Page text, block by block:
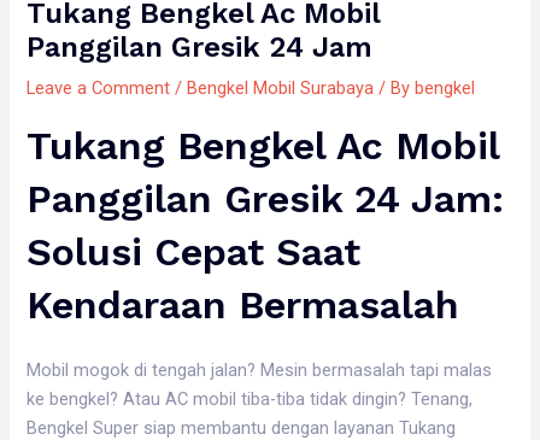
Tukang Bengkel Ac Mobil
Panggilan Gresik 24 Jam
Leave a Comment /Bengkel Mobil Surabaya / Bybengkel
Tukang Bengkel Ac Mobil
Panggilan Gresik 24 Jam:
Solusi Cepat Saat
Kendaraan Bermasalah
Mobil mogok di tengah jalan? Mesin bermasalah tapi malas
ke bengkel? Atau AC mobil tiba-tiba tidak dingin? Tenang,
Bengkel Super siap membantu dengan layanan Tukang